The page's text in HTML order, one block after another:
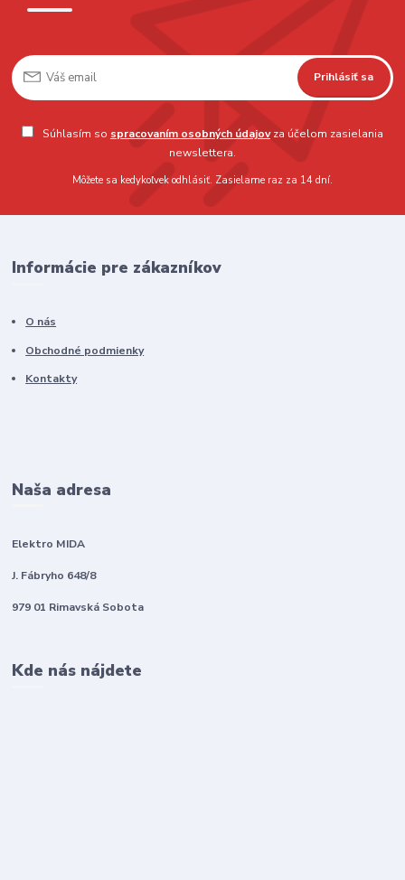
Prihlásiť sa
Súhlasím so spracovaním osobných údajovza účelom zasielania
newslettera.
Môžete sa kedykoľvek odhlásiť. Zasielame raz za 14 dní.
Informácie pre zákazníkov
O nás
Obchodné podmienky
Kontakty
Naša adresa
Elektro MIDA
J. Fábryho 648/8
979 01 Rimavská Sobota
Kde nás nájdete